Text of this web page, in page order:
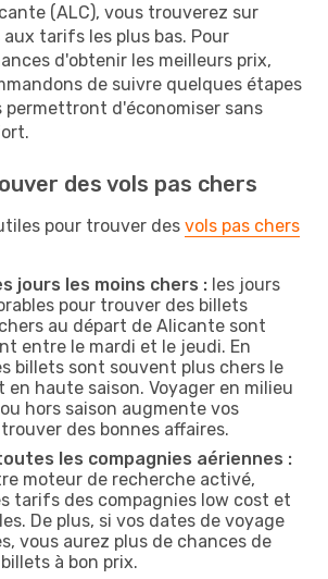
(ALC), vous trouverez sur
aux tarifs les plus bas. Pour
d'obtenir les meilleurs prix,
de suivre quelques étapes
permettront d'économiser sans
des vols pas chers
pour trouver des vols pas chers
jours les moins chers : les jours
pour trouver des billets
au départ de Alicante sont
entre le mardi et le jeudi. En
billets sont souvent plus chers le
en haute saison. Voyager en milieu
hors saison augmente vos
des bonnes affaires.
les compagnies aériennes :
moteur de recherche activé,
tarifs des compagnies low cost et
De plus, si vos dates de voyage
vous aurez plus de chances de
à bon prix.